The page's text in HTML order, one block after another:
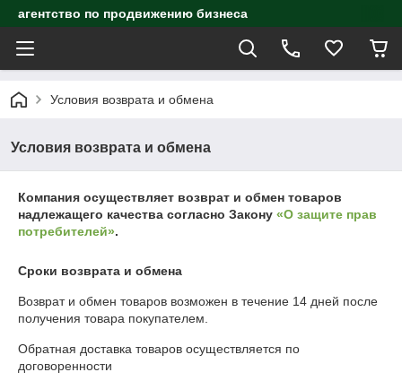
агентство по продвижению бизнеса
Условия возврата и обмена
Условия возврата и обмена
Компания осуществляет возврат и обмен товаров
надлежащего качества согласно Закону «О защите прав
потребителей».
Сроки возврата и обмена
Возврат и обмен товаров возможен в течение 14 дней после
получения товара покупателем.
Обратная доставка товаров осуществляется по
договоренности